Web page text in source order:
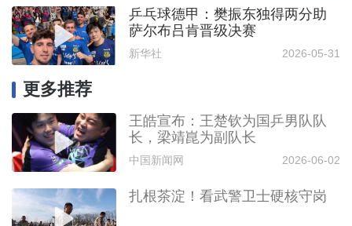
乒乓球德甲：樊振东独得两分助
萨尔布吕肯晋级决赛
新华社 2026-05-31
更多推荐
王皓宣布：王楚钦为国乒男队队
长，梁靖崑为副队长
中国新闻网 2026-06-02
扎根茶淀！看武警卫士硬核守岗